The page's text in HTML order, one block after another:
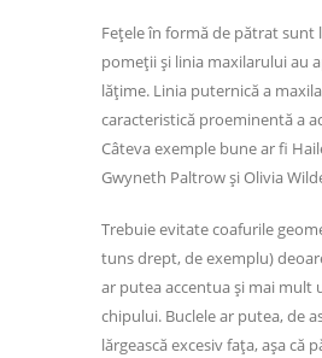
Fețele în formă de pătrat sunt
pomeții și linia maxilarului au
lățime. Linia puternică a
caracteristică proeminentă a
Câteva exemple bune ar fi
Gwyneth Paltrow și Olivia
Trebuie evitate coafurile
tuns drept, de exemplu)
ar putea accentua și mai mult
chipului. Buclele ar putea, de
lărgească excesiv fața, așa că